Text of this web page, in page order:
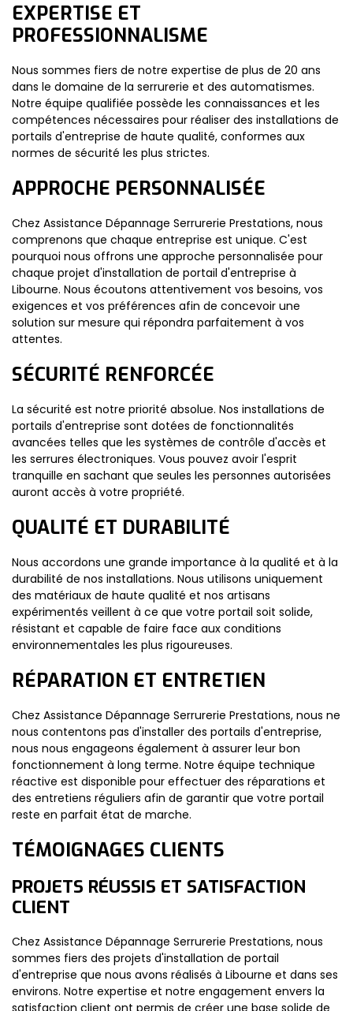
EXPERTISE ET
PROFESSIONNALISME
Nous sommes fiers de notre expertise de plus de 20 ans
dans le domaine de la serrurerie et des automatismes.
Notre équipe qualifiée possède les connaissances et les
compétences nécessaires pour réaliser des installations de
portails d'entreprise de haute qualité, conformes aux
normes de sécurité les plus strictes.
APPROCHE PERSONNALISÉE
Chez Assistance Dépannage Serrurerie Prestations, nous
comprenons que chaque entreprise est unique. C'est
pourquoi nous offrons une approche personnalisée pour
chaque projet d'installation de portail d'entreprise à
Libourne. Nous écoutons attentivement vos besoins, vos
exigences et vos préférences afin de concevoir une
solution sur mesure qui répondra parfaitement à vos
attentes.
SÉCURITÉ RENFORCÉE
La sécurité est notre priorité absolue. Nos installations de
portails d'entreprise sont dotées de fonctionnalités
avancées telles que les systèmes de contrôle d'accès et
les serrures électroniques. Vous pouvez avoir l'esprit
tranquille en sachant que seules les personnes autorisées
auront accès à votre propriété.
QUALITÉ ET DURABILITÉ
Nous accordons une grande importance à la qualité et à la
durabilité de nos installations. Nous utilisons uniquement
des matériaux de haute qualité et nos artisans
expérimentés veillent à ce que votre portail soit solide,
résistant et capable de faire face aux conditions
environnementales les plus rigoureuses.
RÉPARATION ET ENTRETIEN
Chez Assistance Dépannage Serrurerie Prestations, nous ne
nous contentons pas d'installer des portails d'entreprise,
nous nous engageons également à assurer leur bon
fonctionnement à long terme. Notre équipe technique
réactive est disponible pour effectuer des réparations et
des entretiens réguliers afin de garantir que votre portail
reste en parfait état de marche.
TÉMOIGNAGES CLIENTS
PROJETS RÉUSSIS ET SATISFACTION
CLIENT
Chez Assistance Dépannage Serrurerie Prestations, nous
sommes fiers des projets d'installation de portail
d'entreprise que nous avons réalisés à Libourne et dans ses
environs. Notre expertise et notre engagement envers la
satisfaction client ont permis de créer une base solide de